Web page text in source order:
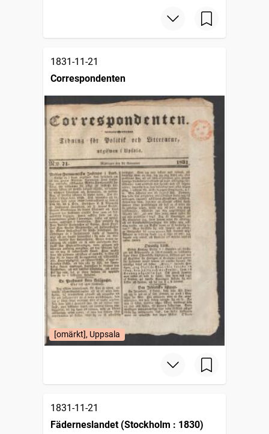
1831-11-21
Correspondenten
[omärkt], Uppsala
1831-11-21
Fäderneslandet (Stockholm : 1830)